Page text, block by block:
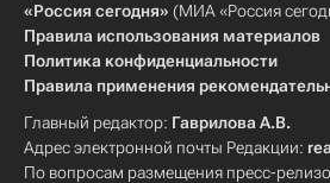
«Россия сегодня» (МИА «Россия
Правила использования материалов
Политика конфиденциальности
Правила применения
Главный редактор: Гаврилова А.В.
Адрес электронной почты Редакции:
По вопросам размещения пресс-